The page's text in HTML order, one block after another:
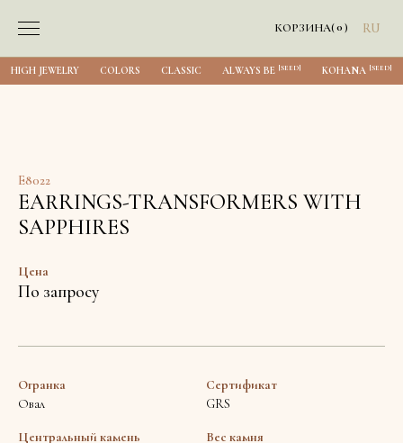
КОРЗИНА(0) RU
HIGH JEWELRY COLORS CLASSIC ALWAYS BE [SEED] KOHANA [SEED]
E8022
EARRINGS-TRANSFORMERS WITH
SAPPHIRES
Цена
По запросу
Огранка
Овал
Сертификат
GRS
Центральный камень
Вес камня